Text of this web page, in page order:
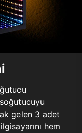
gelen 3 adet
hem